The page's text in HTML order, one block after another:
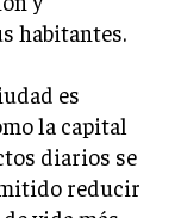
habitantes.
es
la capital
diarios se
reducir